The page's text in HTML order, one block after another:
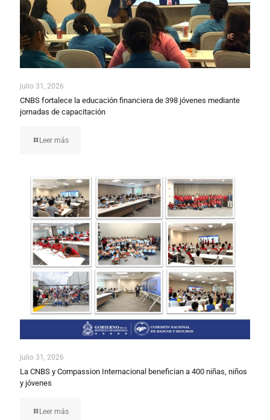
julio 31, 2026
CNBS fortalece la educación financiera de 398 jóvenes mediante
jornadas de capacitación
Leer más
julio 31, 2026
La CNBS y Compassion Internacional benefician a 400 niñas, niños
y jóvenes
Leer más